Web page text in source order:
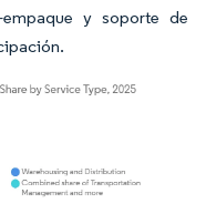
y soporte de